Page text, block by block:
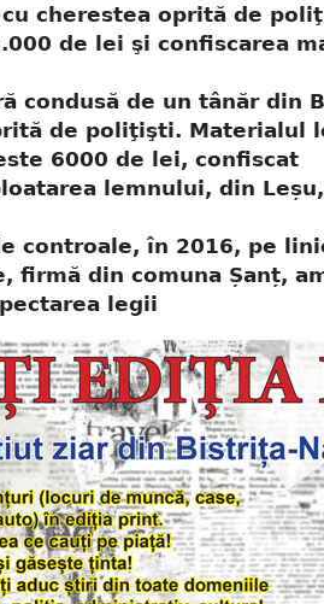
cherestea oprită de
de lei şi confiscarea
condusă de un tânăr din
de poliţişti. Materialul
6000 de lei, confiscat
lemnului, din Leșu,
controale, în 2016, pe
firmă din comuna Șanț,
legii